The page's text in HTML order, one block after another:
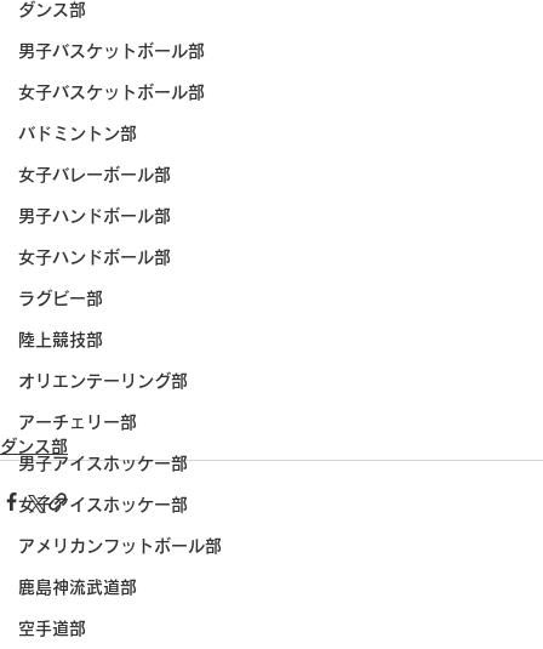
ダンス部
男子バスケットボール部
女子バスケットボール部
バドミントン部
女子バレーボール部
男子ハンドボール部
女子ハンドボール部
ラグビー部
陸上競技部
オリエンテーリング部
アーチェリー部
男子アイスホッケー部
女子アイスホッケー部
アメリカンフットボール部
鹿島神流武道部
空手道部
ダンス部